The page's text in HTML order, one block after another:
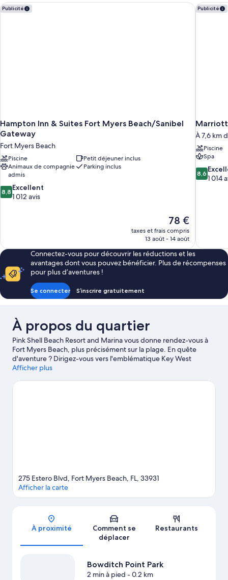
Chambre
Publicité
Hampton Inn & Suites Fort Myers Beach/Sanibel
Gateway
Fort Myers Beach
Piscine
Petit déjeuner inclus
Animaux de compagnie
admis
Parking inclus
8.8
sur
8,8 Excellent
1 012 avis
Le
nouveau
prix
de
78 €
78 €
taxes et frais compris
13 août - 14 août
Hampton Inn & Suites Fort Myers Beach/Sanibel Gateway
Publicité
Marriott
À 7,6 km
Piscine
Spa
8.6
sur
8,6
1 014
Marriott
Connectez-vous pour découvrir les réductions et les
avantages dont vous pouvez bénéficier. Plus de récompenses
pour plus d’aventures !
Se connecter S’inscrire gratuitement
À propos du quartier
Pink Shell Beach Resort and Marina vous donne rendez-vous à
Fort Myers Beach, plus précisément sur la plage. En quête
d'aventure ? Dirigez-vous vers l'emblématique Key West
Express. Plutôt envie de vous poser et d'admirer la beauté
Memorial Park et Estero Boulevard Beach n'attendent que vous
Afficher plus
Carte
275 Estero Blvd, Fort Myers Beach, FL, 33931
Afficher la carte
À proximité
Comment se
déplacer
Restaurants
Bowditch Point Park
2 min à pied - 0.2 km